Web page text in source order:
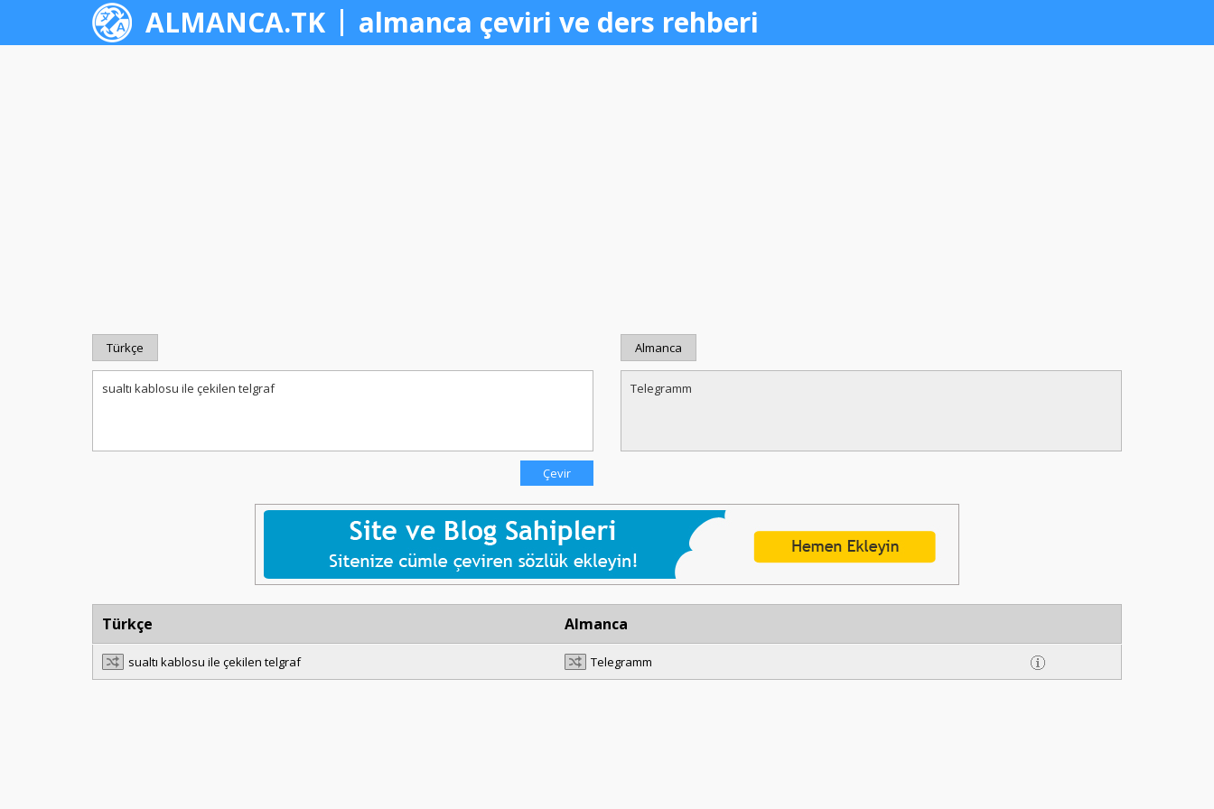
ALMANCA.TK almanca çeviri ve ders rehberi
Türkçe Almanca
Türkçe Almanca
sualtı kablosu ile çekilen telgraf Telegramm